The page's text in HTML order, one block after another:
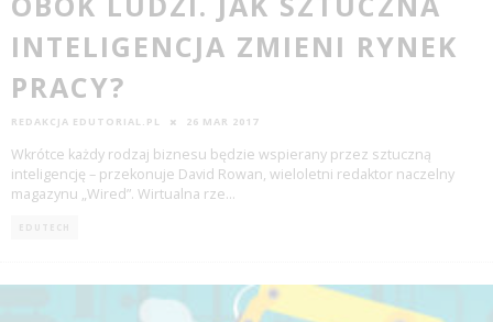
INTELIGENCJA ZMIENI RYNEK
PRACY?
REDAKCJA EDUTORIAL.PL 26 MAR 2017
Wkrótce każdy rodzaj biznesu będzie wspierany przez sztuczną
inteligencję – przekonuje David Rowan, wieloletni redaktor naczelny
magazynu „Wired”. Wirtualna rze...
EDUTECH